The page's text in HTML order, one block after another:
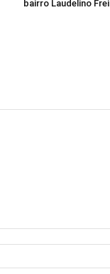
bairro Laudelino